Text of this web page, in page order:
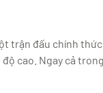
trận đấu chính
cao. Ngay cả